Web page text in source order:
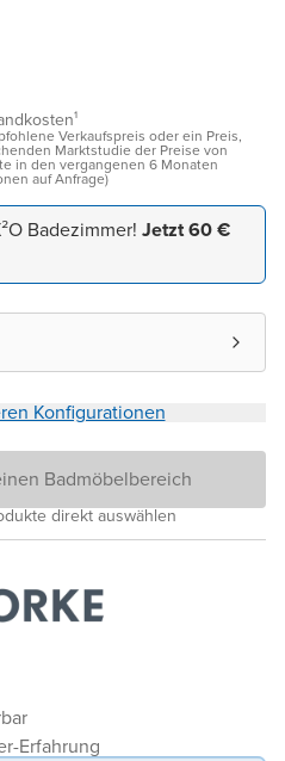
Erfahrung
Verkaufspreis oder ein Preis,
Marktstudie der Preise von
in den vergangenen 6 Monaten
auf Anfrage)
Badezimmer! Jetzt 60 €
Konfigurationen
Badmöbelbereich
direkt auswählen